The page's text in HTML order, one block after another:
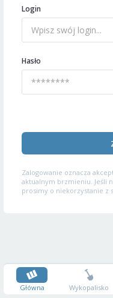
Login
Hasło
Zalogowanie oznacza
aktualnym brzmieniu. Jeśli
prosimy o niekorzystanie z
Główna Wykopalisko